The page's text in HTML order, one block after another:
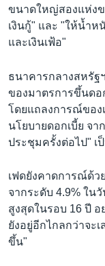
ขนาดใหญ่สองแห่ง
เงินกู้" และ "ให้น้ำห
และเงินเฟ้อ"
ธนาคารกลางสหรั
ของมาตรการขึ้นดอ
โดยแถลงการณ์ของ
นโยบายดอกเบี้ย จา
ประชุมครั้งต่อไป" เ
เฟดยังคาดการณ์ด้ว
จากระดับ 4.9% ใน
สูงสุดในรอบ 16 ปี อ
ยังอยู่อีกไกลกว่าจะ
ขึ้น"